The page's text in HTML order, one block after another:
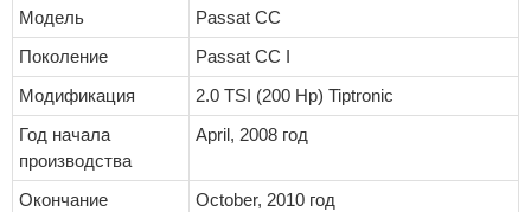
Модель
Passat CC
Поколение
Passat CC I
Модификация
2.0 TSI (200 Hp) Tiptronic
Год начала
производства
April, 2008 год
Окончание
October, 2010 год